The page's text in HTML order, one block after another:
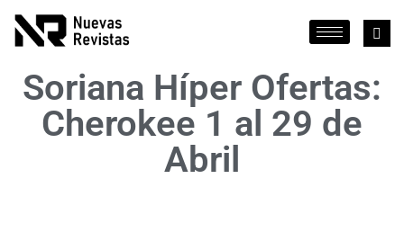
Soriana Híper Ofertas:
Cherokee 1 al 29 de
Abril